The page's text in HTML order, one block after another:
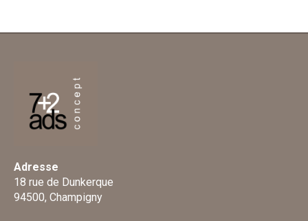
Adresse
18 rue de Dunkerque
94500, Champigny